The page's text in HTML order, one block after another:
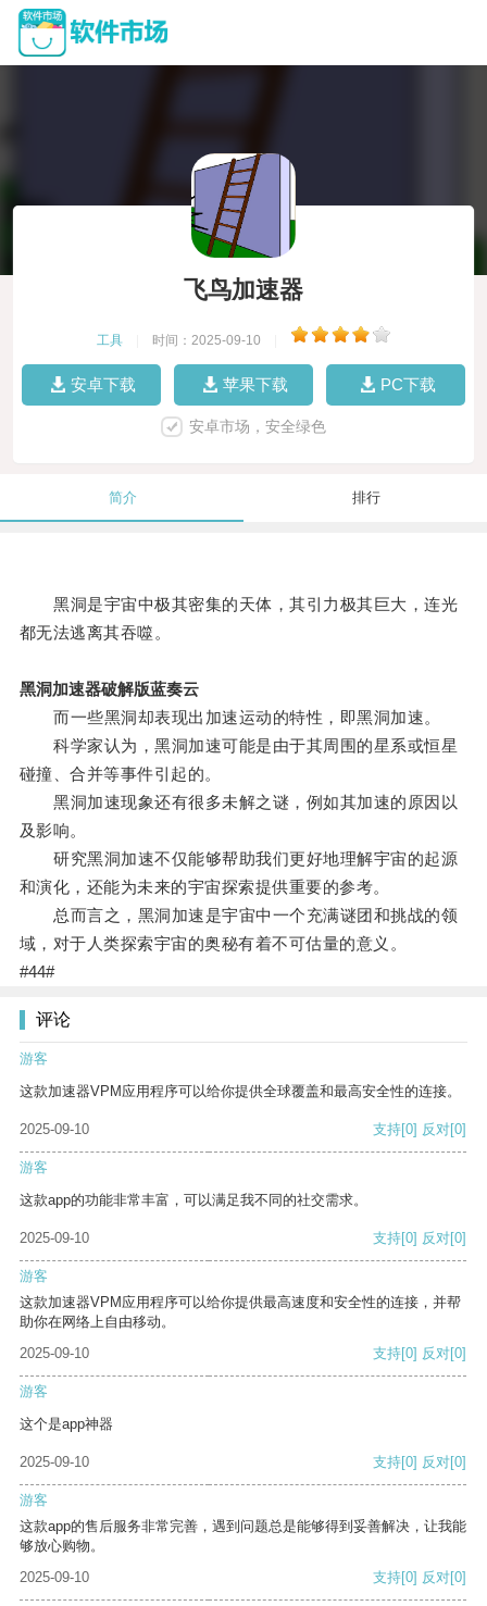
飞鸟加速器
工具 时间：2025-09-10
安卓下载 苹果下载 PC下载
安卓市场，安全绿色
简介 排行
黑洞是宇宙中极其密集的天体，其引力极其巨大，连光
都无法逃离其吞噬。
黑洞加速器破解版蓝奏云
而一些黑洞却表现出加速运动的特性，即黑洞加速。
科学家认为，黑洞加速可能是由于其周围的星系或恒星
碰撞、合并等事件引起的。
黑洞加速现象还有很多未解之谜，例如其加速的原因以
及影响。
研究黑洞加速不仅能够帮助我们更好地理解宇宙的起源
和演化，还能为未来的宇宙探索提供重要的参考。
总而言之，黑洞加速是宇宙中一个充满谜团和挑战的领
域，对于人类探索宇宙的奥秘有着不可估量的意义。
#44#
评论
游客
这款加速器VPM应用程序可以给你提供全球覆盖和最高安全性的连接。
2025-09-10 支持[0] 反对[0]
游客
这款app的功能非常丰富，可以满足我不同的社交需求。
2025-09-10 支持[0] 反对[0]
游客
这款加速器VPM应用程序可以给你提供最高速度和安全性的连接，并帮
助你在网络上自由移动。
2025-09-10
支持[0] 反对[0]
游客
这个是app神器
2025-09-10 支持[0] 反对[0]
游客
这款app的售后服务非常完善，遇到问题总是能够得到妥善解决，让我能
够放心购物。
2025-09-10
支持[0] 反对[0]